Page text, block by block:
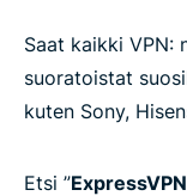
Saat kaikki VPN:
suoratoistat
kuten Sony,
Etsi ”ExpressVPN